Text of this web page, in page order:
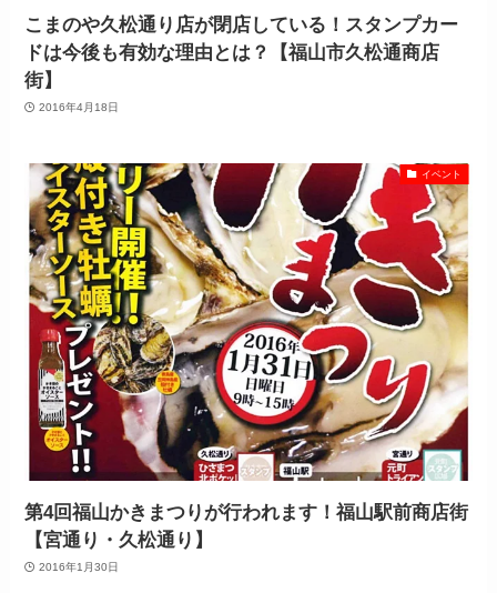
こまのや久松通り店が閉店している！スタンプカー
ドは今後も有効な理由とは？【福山市久松通商店
街】
2016年4月18日
イベント
第4回福山かきまつりが行われます！福山駅前商店街
【宮通り・久松通り】
2016年1月30日